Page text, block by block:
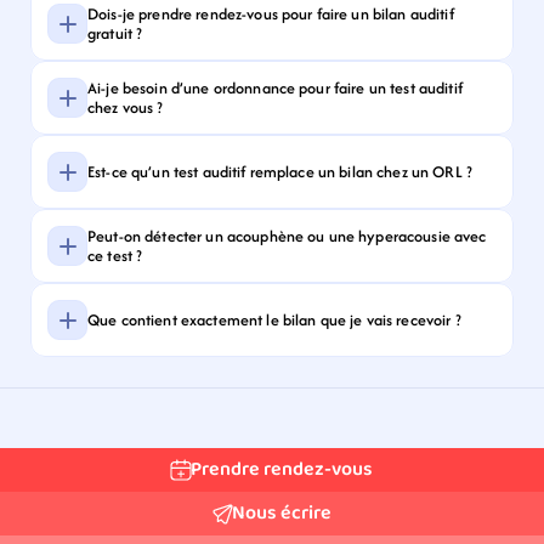
Dois-je prendre rendez-vous pour faire un bilan auditif
gratuit ?
Ai-je besoin d’une ordonnance pour faire un test auditif
chez vous ?
Est-ce qu’un test auditif remplace un bilan chez un ORL ?
Peut-on détecter un acouphène ou une hyperacousie avec
ce test ?
Que contient exactement le bilan que je vais recevoir ?
Prendre rendez-vous
Nous écrire